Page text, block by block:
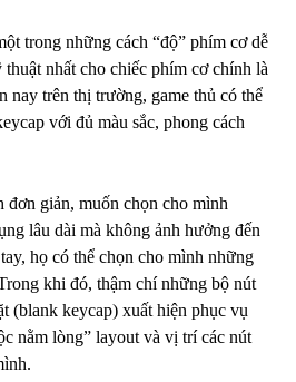
trong những cách “độ” phím cơ dễ
nhất cho chiếc phím cơ chính là
nay trên thị trường, game thủ có thể
với đủ màu sắc, phong cách
giản, muốn chọn cho mình
lâu dài mà không ảnh hưởng đến
họ có thể chọn cho mình những
khi đó, thậm chí những bộ nút
(blank keycap) xuất hiện phục vụ
nằm lòng” layout và vị trí các nút